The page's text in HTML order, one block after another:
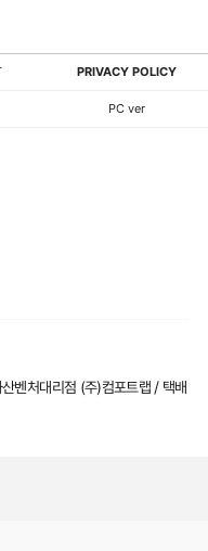
PRIVACY POLICY
PC ver
벤처대리점 (주)컴포트랩 / 택배